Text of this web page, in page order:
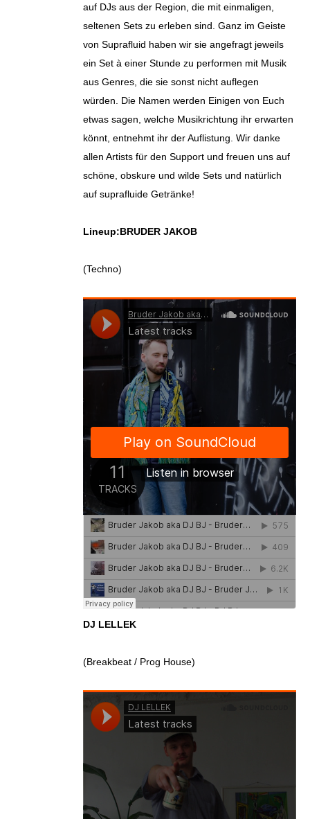
auf DJs aus der Region, die mit einmaligen,
seltenen Sets zu erleben sind. Ganz im Geiste
von Suprafluid haben wir sie angefragt jeweils
ein Set à einer Stunde zu performen mit Musik
aus Genres, die sie sonst nicht auflegen
würden. Die Namen werden Einigen von Euch
etwas sagen, welche Musikrichtung ihr erwarten
könnt, entnehmt ihr der Auflistung. Wir danke
allen Artists für den Support und freuen uns auf
schöne, obskure und wilde Sets und natürlich
auf suprafluide Getränke!
Lineup:BRUDER JAKOB
(Techno)
DJ LELLEK
(Breakbeat / Prog House)